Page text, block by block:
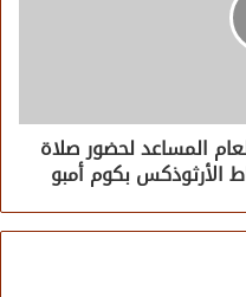
المساعد لحضور صلاة
الأرثوذكس بكوم أمبو